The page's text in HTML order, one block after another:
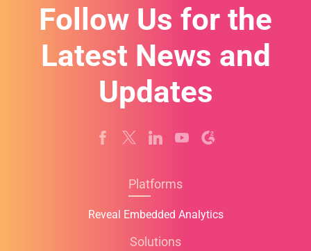
Follow Us for the
Latest News and
Updates
Platforms
Reveal Embedded Analytics
Solutions